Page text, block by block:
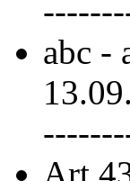
abc -